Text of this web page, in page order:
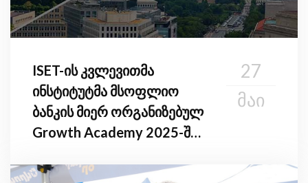
ISET-ის კვლევითმა
ინსტიტუტმა მსოფლიო
ბანკის მიერ ორგანიზებულ
Growth Academy 2025-ში
27
ᲛᲐᲘ